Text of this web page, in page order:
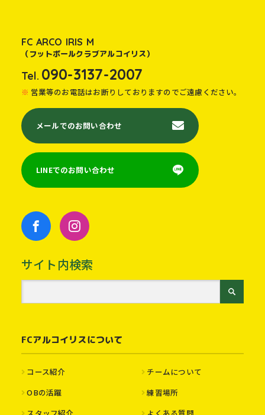
FC ARCO IRIS M
（フットボールクラブアルコイリス）
Tel. 090-3137-2007
営業等のお電話はお断りしておりますのでご遠慮ください。
メールでのお問い合わせ
LINEでのお問い合わせ
サイト内検索
FCアルコイリスについて
コース紹介
チームについて
OBの活躍
練習場所